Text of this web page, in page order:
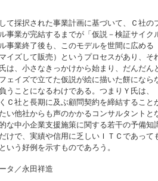
て採択された事業計画に基づいて、Ｃ社の
事業が完結するまでが「仮説－検証サイ
事業終了後も、このモデルを世間に広める
イズして販売）というプロセスがあり、そ
は、小さなきっかけから始まり、だんだん
ェイズで立てた仮説が絵に描いた餅にな
うことになるわけである。つまりＹ氏は
Ｃ社と長期に及ぶ顧問契約を締結するこ
い他社からも声のかかるコンサルタントと
な中小企業支援施策に関する若干の予備知
けで、実績や信用に乏しいＩＴＣであっ
いう好例を示すものであろう。
タ／永田祥造